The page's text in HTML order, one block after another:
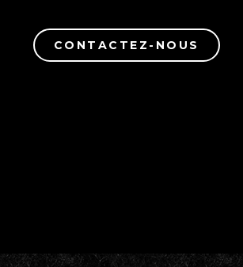
CONTACTEZ-NOUS